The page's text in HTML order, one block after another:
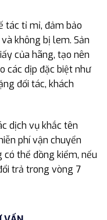
tác tỉ mỉ, đảm bảo
không bị lem. Sản
của hãng, tạo nên
các dịp đặc biệt như
đối tác, khách
dịch vụ khắc tên
phí vận chuyển
có thể đồng kiểm, nếu
trả trong vòng 7